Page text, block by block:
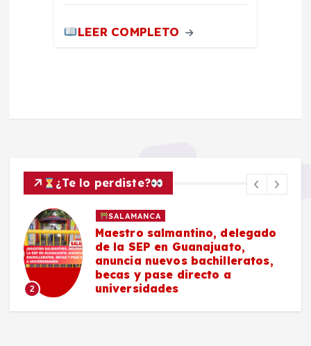
LEER COMPLETO
¿Te lo perdiste?
2
SALAMANCA
Maestro salmantino, delegado
de la SEP en Guanajuato,
anuncia nuevos bachilleratos,
becas y pase directo a
universidades